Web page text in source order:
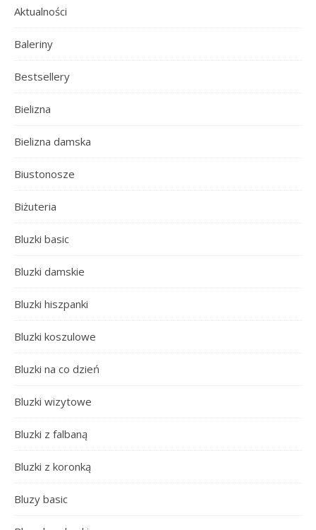
Aktualności
Baleriny
Bestsellery
Bielizna
Bielizna damska
Biustonosze
Biżuteria
Bluzki basic
Bluzki damskie
Bluzki hiszpanki
Bluzki koszulowe
Bluzki na co dzień
Bluzki wizytowe
Bluzki z falbaną
Bluzki z koronką
Bluzy basic